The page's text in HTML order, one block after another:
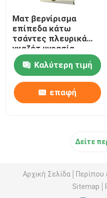
Ματ βερνίρισμα
επίπεδα κάτω
τσάντες πλευρικά
γκαζέτ υγρασία
απόδειξη για το ρύζι
τροφήΚαλύτερη τιμή
επαφή
Δείτε
Αρχική Σελίδα Περίπου
Sitemap